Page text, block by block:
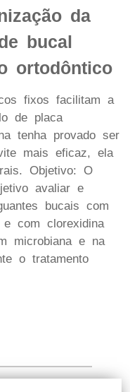
da
bucal
ortodôntico
fixos facilitam a
de placa
tenha provado ser
mais eficaz, ela
Objetivo: O
avaliar e
bucais com
com clorexidina
microbiana e na
o tratamento